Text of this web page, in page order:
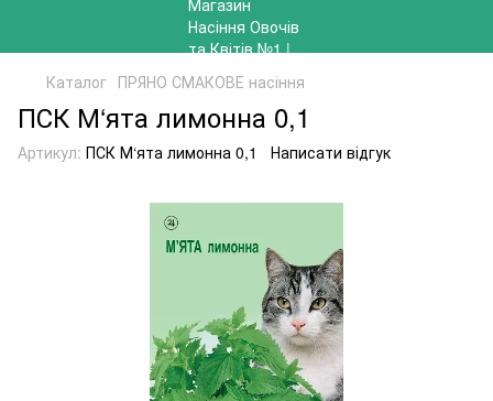
Каталог ПРЯНО СМАКОВЕ насіння
ПСК М‘ята лимонна 0,1
Артикул: ПСК М‘ята лимонна 0,1 Написати відгук